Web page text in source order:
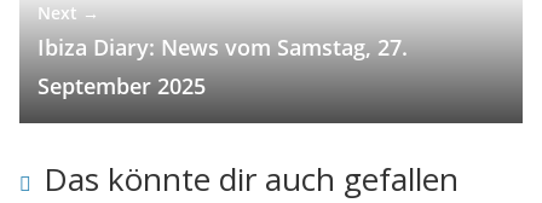
Next →
Ibiza Diary: News vom Samstag, 27.
September 2025
Das könnte dir auch gefallen